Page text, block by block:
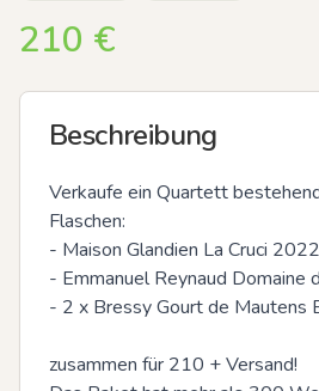
210 €
Beschreibung
Verkaufe ein Quartett
Flaschen:
- Maison Glandien La Cruci 2022
- Emmanuel Reynaud Domaine
- 2 x Bressy Gourt de Mautens
zusammen für 210 + Versand!